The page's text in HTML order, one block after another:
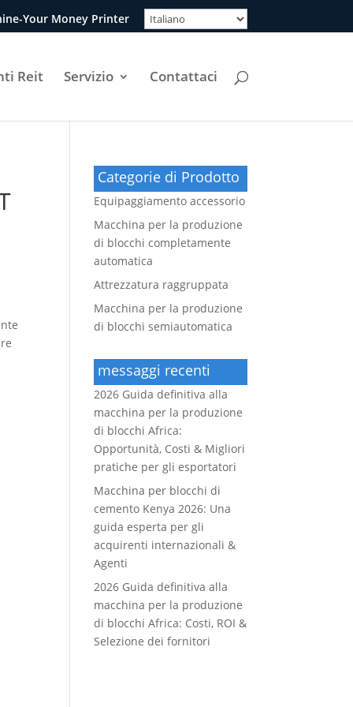
Your Money Printer
Reit Servizio Contattaci
Categorie di Prodotto
Equipaggiamento accessorio
Macchina per la produzione
di blocchi completamente
automatica
Attrezzatura raggruppata
Macchina per la produzione
di blocchi semiautomatica
messaggi recenti
2026 Guida definitiva alla
macchina per la produzione
di blocchi Africa:
Opportunità, Costi & Migliori
pratiche per gli esportatori
Macchina per blocchi di
cemento Kenya 2026: Una
guida esperta per gli
acquirenti internazionali &
Agenti
2026 Guida definitiva alla
macchina per la produzione
di blocchi Africa: Costi, ROI &
Selezione dei fornitori